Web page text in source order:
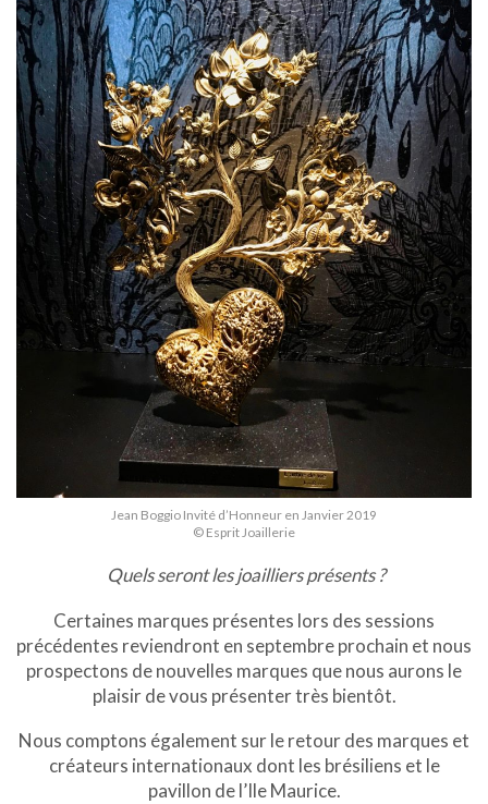
Jean Boggio Invité d’Honneur en Janvier 2019
© Esprit Joaillerie
Quels seront les joailliers présents ?
Certaines marques présentes lors des sessions
précédentes reviendront en septembre prochain et nous
prospectons de nouvelles marques que nous aurons le
plaisir de vous présenter très bientôt.
Nous comptons également sur le retour des marques et
créateurs internationaux dont les brésiliens et le
pavillon de l’Ile Maurice.